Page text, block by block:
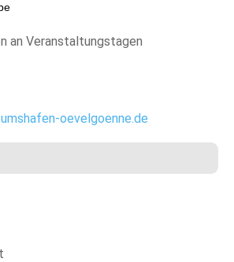
an Veranstaltungstagen
oevelgoenne.de